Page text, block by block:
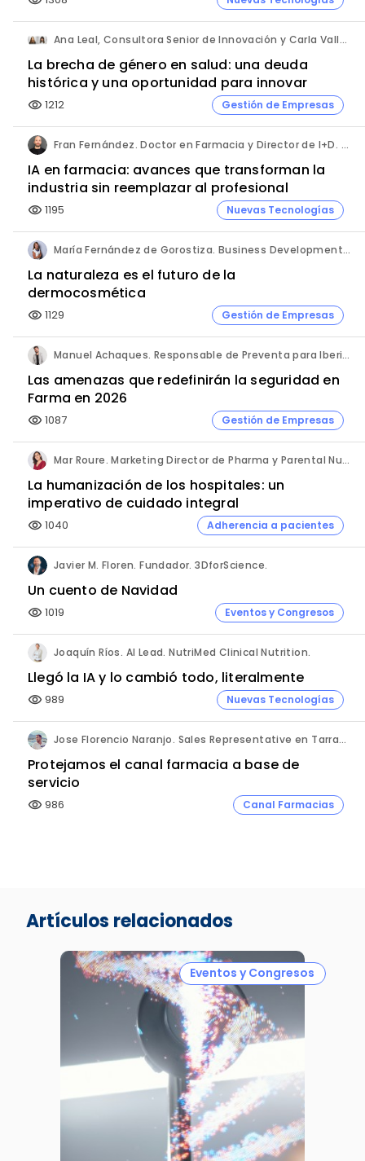
Ana Leal, Consultora Senior de Innovación y Carla Vallès, Manager. ANIMA.
La brecha de género en salud: una deuda
histórica y una oportunidad para innovar
visibility 1212 Gestión de Empresas
Fran Fernández. Doctor en Farmacia y Director de I+D. Labiana
IA en farmacia: avances que transforman la
industria sin reemplazar al profesional
visibility 1195 Nuevas Tecnologías
María Fernández de Gorostiza. Business Development & Sustainable Transformation Director. L'Oréal Dermatological Beauty.
La naturaleza es el futuro de la
dermocosmética
visibility 1129 Gestión de Empresas
Manuel Achaques. Responsable de Preventa para Iberia, Italia y Latinoamérica. Hornetsecurity.
Las amenazas que redefinirán la seguridad en
Farma en 2026
visibility 1087 Gestión de Empresas
Mar Roure. Marketing Director de Pharma y Parental Nutrition. Fresenius Kabi España.
La humanización de los hospitales: un
imperativo de cuidado integral
visibility 1040 Adherencia a pacientes
Javier M. Floren. Fundador. 3DforScience.
Un cuento de Navidad
visibility 1019 Eventos y Congresos
Joaquín Ríos. AI Lead. NutriMed Clinical Nutrition.
Llegó la IA y lo cambió todo, literalmente
visibility 989 Nuevas Tecnologías
Jose Florencio Naranjo. Sales Representative en Tarragona.
Protejamos el canal farmacia a base de
servicio
visibility 986 Canal Farmacias
Artículos relacionados
Eventos y Congresos